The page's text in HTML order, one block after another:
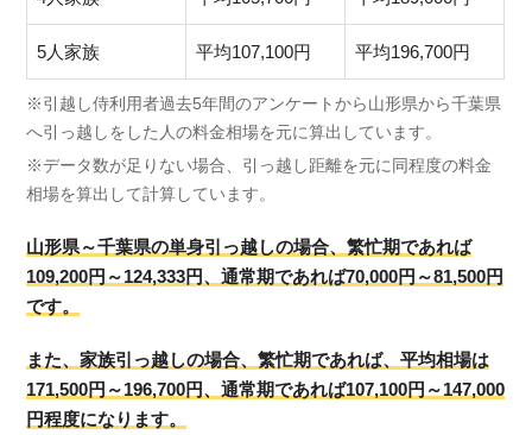
5人家族 平均107,100円 平均196,700円
※引越し侍利用者過去5年間のアンケートから山形県から千葉県
へ引っ越しをした人の料金相場を元に算出しています。
※データ数が足りない場合、引っ越し距離を元に同程度の料金
相場を算出して計算しています。
山形県～千葉県の単身引っ越しの場合、繁忙期であれば
109,200円～124,333円、通常期であれば70,000円～81,500円
です。
また、家族引っ越しの場合、繁忙期であれば、平均相場は
171,500円～196,700円、通常期であれば107,100円～147,000
円程度になります。